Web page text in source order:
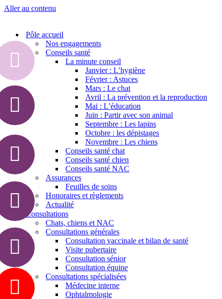
Aller au contenu
Pôle accueil
Nos engagements
Conseils santé
La minute conseil
Janvier : L’hygiène
Février : Astuces
Mars : Le chat
Avril : La prévention et la reproduction
Mai : L’éducation
Juin : Partir avec son animal
Septembre : Les lapins
Octobre : les dépistages
Novembre : Les chiens
Conseils santé chat
Conseils santé chien
Conseils santé NAC
Assurances
Feuilles de soins
Honoraires et règlements
Actualité
Consultations
Chats, chiens et NAC
Consultations générales
Consultation vaccinale et bilan de santé
Visite pubertaire
Consultation sénior
Consultation équine
Consultations spécialisées
Médecine interne
Ophtalmologie